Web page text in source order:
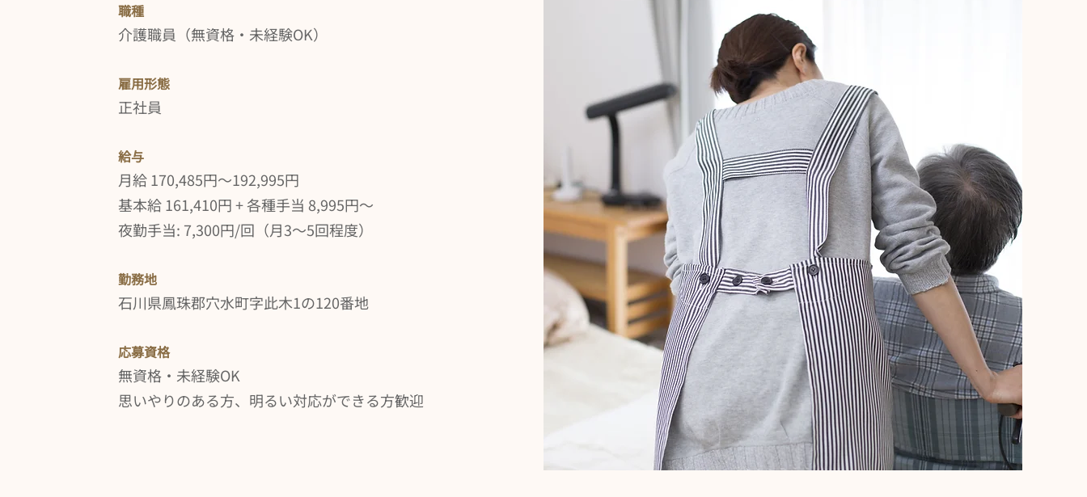
職種
介護職員（無資格・未経験OK）
雇用形態
正社員
給与
月給 170,485円〜192,995円
基本給 161,410円 + 各種手当 8,995円〜
夜勤手当: 7,300円/回（月3〜5回程度）
勤務地
石川県鳳珠郡穴水町字此木1の120番地
応募資格
無資格・未経験OK
思いやりのある方、明るい対応ができる方歓迎